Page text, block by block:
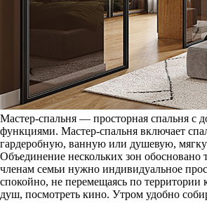
Мастер-спальня — просторная спальня с
функциями. Мастер-спальня включает
гардеробную, ванную или душевую,
Объединение нескольких зон обосновано
членам семьи нужно индивидуальное
спокойно, не перемещаясь по территории
душ, посмотреть кино. Утром удобно